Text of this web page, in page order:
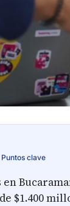
Puntos clave
en
$1.400